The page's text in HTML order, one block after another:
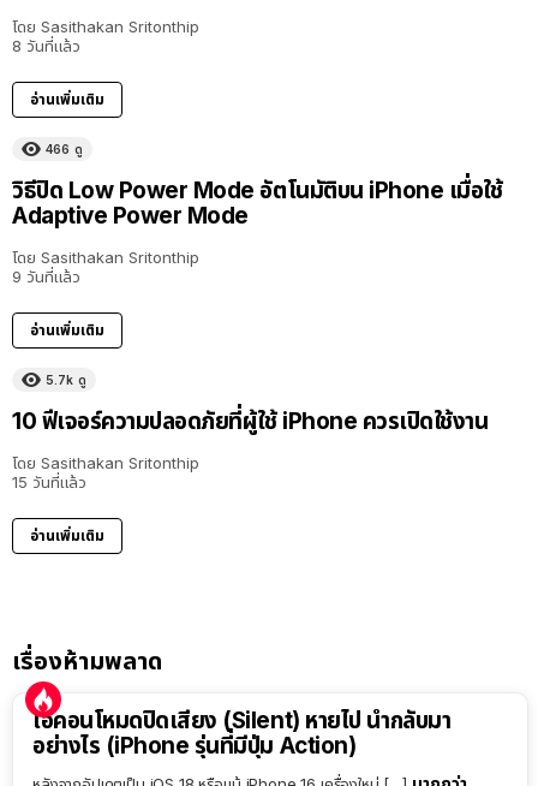
โดย Sasithakan Sritonthip
8 วันที่แล้ว
อ่านเพิ่มเติม
466 ดู
วิธีปิด Low Power Mode อัตโนมัติบน iPhone เมื่อใช้
Adaptive Power Mode
โดย Sasithakan Sritonthip
9 วันที่แล้ว
อ่านเพิ่มเติม
5.7k ดู
10 ฟีเจอร์ความปลอดภัยที่ผู้ใช้ iPhone ควรเปิดใช้งาน
โดย Sasithakan Sritonthip
15 วันที่แล้ว
อ่านเพิ่มเติม
เรื่องห้ามพลาด
ไอคอนโหมดปิดเสียง (Silent) หายไป นำกลับมา
อย่างไร (iPhone รุ่นที่มีปุ่ม Action)